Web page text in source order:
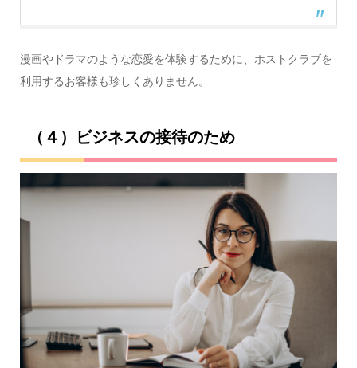
漫画やドラマのような恋愛を体験するために、ホストクラブを
利用するお客様も珍しくありません。
（４）ビジネスの接待のため